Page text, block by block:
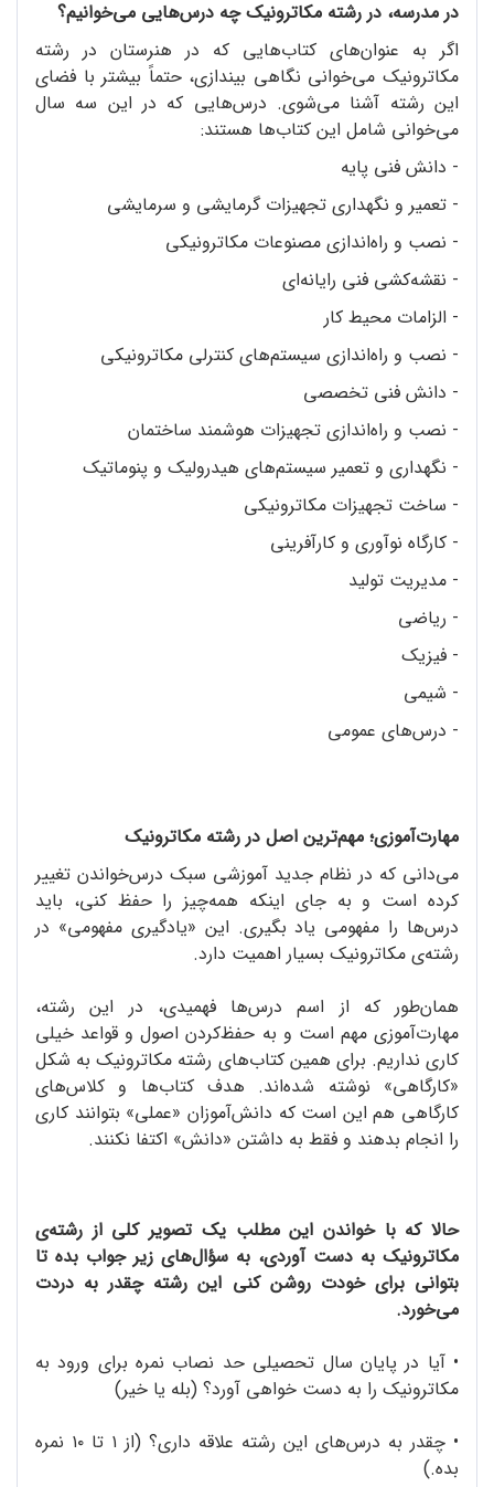
در مدرسه، در رشته مکاترونیک چه درس‌هایی می‌خوانیم؟
اگر به عنوان‌های کتاب‌هایی که در هنرستان در رشته
مکاترونیک می‌خوانی نگاهی بیندازی، حتماً بیشتر با فضای
این رشته آشنا می‌شوی. درس‌هایی که در این سه سال
می‌خوانی شامل این کتاب‌ها هستند:
- دانش فنی پایه
- تعمیر و نگهداری تجهیزات گرمایشی و سرمایشی
- نصب و راه‌اندازی مصنوعات مکاترونیکی
- نقشه‌کشی فنی رایانه‌ای
- الزامات محیط کار
- نصب و راه‌اندازی سیستم‌های کنترلی مکاترونیکی
- دانش فنی تخصصی
- نصب و راه‌اندازی تجهیزات هوشمند ساختمان
- نگهداری و تعمیر سیستم‌های هیدرولیک و پنوماتیک
- ساخت تجهیزات مکاترونیکی
- کارگاه نوآوری و کارآفرینی
- مدیریت تولید
- ریاضی
- فیزیک
- شیمی
- درس‌های عمومی
مهارت‌آموزی؛ مهم‌ترین اصل در رشته مکاترونیک
می‌دانی که در نظام جدید آموزشی سبک درس‌خواندن تغییر
کرده است و به جای اینکه همه‌چیز را حفظ کنی، باید
درس‌ها را مفهومی یاد بگیری. این «یادگیری مفهومی» در
رشته‌ی مکاترونیک بسیار اهمیت دارد.
همان‌طور که از اسم درس‌ها فهمیدی، در این رشته،
مهارت‌آموزی مهم است و به حفظ‌کردن اصول و قواعد خیلی
کاری نداریم. برای همین کتاب‌های رشته مکاترونیک به شکل
«کارگاهی» نوشته شده‌اند. هدف کتاب‌ها و کلاس‌های
کارگاهی هم این است که دانش‌آموزان «عملی» بتوانند کاری
را انجام بدهند و فقط به داشتن «دانش» اکتفا نکنند.
حالا که با خواندن این مطلب یک تصویر کلی از رشته‌ی
مکاترونیک به دست آوردی، به سؤال‌های زیر جواب بده تا
بتوانی برای خودت روشن کنی این رشته چقدر به دردت
می‌خورد.
•آیا در پایان سال تحصیلی حد نصاب نمره برای ورود به
مکاترونیک را به دست خواهی آورد؟ (بله یا خیر)
•
چقدر به درس‌های این رشته علاقه داری؟ (از ۱ تا ۱۰ نمره
بده.)